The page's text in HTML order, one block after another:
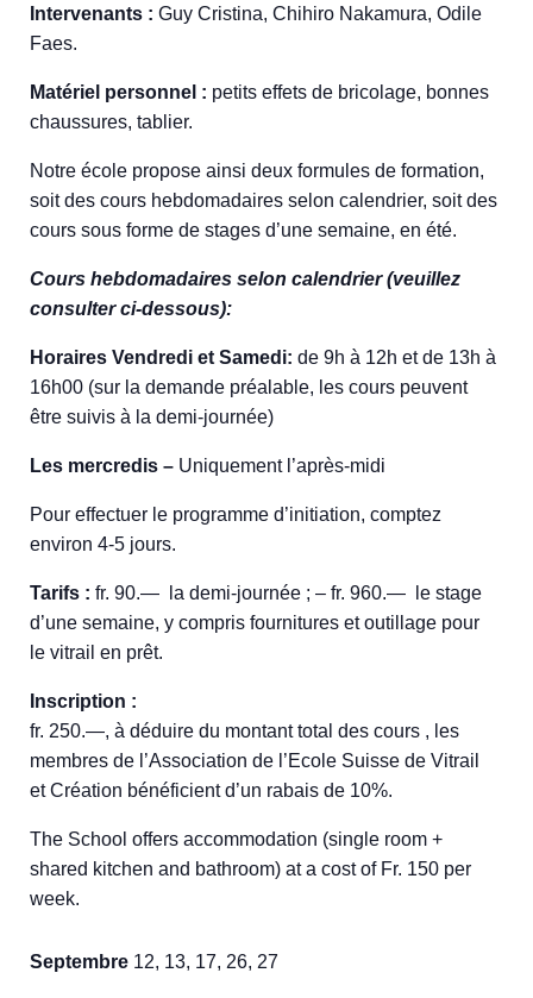
Intervenants : Guy Cristina, Chihiro Nakamura, Odile
Faes.
Matériel personnel : petits effets de bricolage, bonnes
chaussures, tablier.
Notre école propose ainsi deux formules de formation,
soit des cours hebdomadaires selon calendrier, soit des
cours sous forme de stages d’une semaine, en été.
Cours hebdomadaires selon calendrier (veuillez
consulter ci-dessous):
Horaires Vendredi et Samedi: de 9h à 12h et de 13h à
16h00 (sur la demande préalable, les cours peuvent
être suivis à la demi-journée)
Les mercredis – Uniquement l’après-midi
Pour effectuer le programme d’initiation, comptez
environ 4-5 jours.
Tarifs : fr. 90.— la demi-journée ; – fr. 960.— le stage
d’une semaine, y compris fournitures et outillage pour
le vitrail en prêt.
Inscription :
fr. 250.—, à déduire du montant total des cours , les
membres de l’Association de l’Ecole Suisse de Vitrail
et Création bénéficient d’un rabais de 10%.
The School offers accommodation (single room +
shared kitchen and bathroom) at a cost of Fr. 150 per
week.
Septembre 12, 13, 17, 26, 27